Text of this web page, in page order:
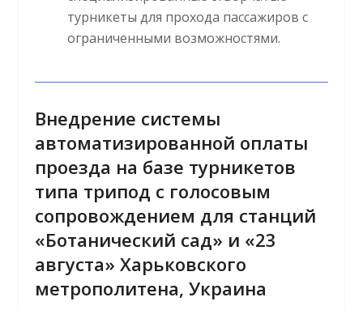
турникеты для прохода пассажиров с
ограниченными возможностями.
Внедрение системы
автоматизированной оплаты
проезда на базе турникетов
типа трипод с голосовым
сопровождением для станций
«Ботанический сад» и «23
августа» Харьковского
метрополитена, Украина